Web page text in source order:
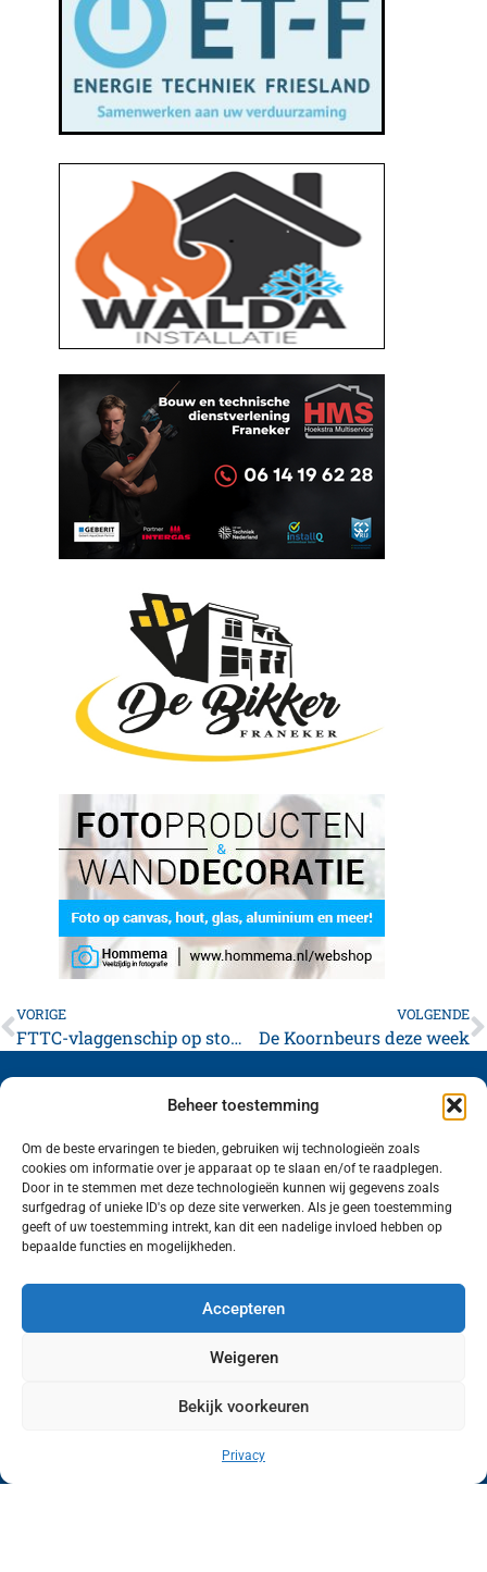
Beheer toestemming
Om de beste ervaringen te bieden, gebruiken wij technologieën zoals
cookies om informatie over je apparaat op te slaan en/of te raadplegen.
Door in te stemmen met deze technologieën kunnen wij gegevens zoals
surfgedrag of unieke ID's op deze site verwerken. Als je geen toestemming
geeft of uw toestemming intrekt, kan dit een nadelige invloed hebben op
bepaalde functies en mogelijkheden.
Accepteren
Weigeren
Bekijk voorkeuren
Privacy
VORIGE
FTTC-vlaggenschip op stoom: promotie voor de boeg
VOLGENDE
De Koornbeurs deze week
Volg ons (hierboven) op social media!
Wij van FranekerActueel.nl verzorgen het nieuws